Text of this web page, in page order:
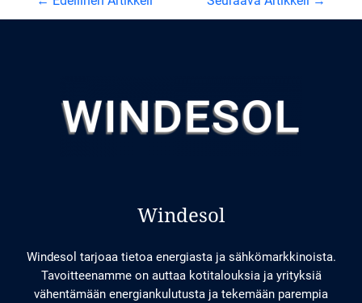
Windesol
Windesol tarjoaa tietoa energiasta ja sähkömarkkinoista.
Tavoitteenamme on auttaa kotitalouksia ja yrityksiä
vähentämään energiankulutusta ja tekemään parempia